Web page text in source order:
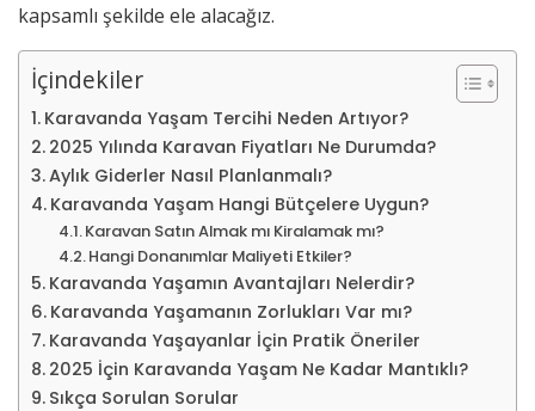
kapsamlı şekilde ele alacağız.
İçindekiler
Karavanda Yaşam Tercihi Neden Artıyor?
2025 Yılında Karavan Fiyatları Ne Durumda?
Aylık Giderler Nasıl Planlanmalı?
Karavanda Yaşam Hangi Bütçelere Uygun?
Karavan Satın Almak mı Kiralamak mı?
Hangi Donanımlar Maliyeti Etkiler?
Karavanda Yaşamın Avantajları Nelerdir?
Karavanda Yaşamanın Zorlukları Var mı?
Karavanda Yaşayanlar İçin Pratik Öneriler
2025 İçin Karavanda Yaşam Ne Kadar Mantıklı?
Sıkça Sorulan Sorular